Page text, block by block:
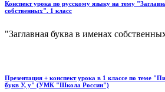
Конспект урока по русскому языку на тему
собственных". 1 класс
"Заглавная буква в именах
Презентация + конспект урока в 1 классе по теме
букв У, у" (УМК "Школа России")